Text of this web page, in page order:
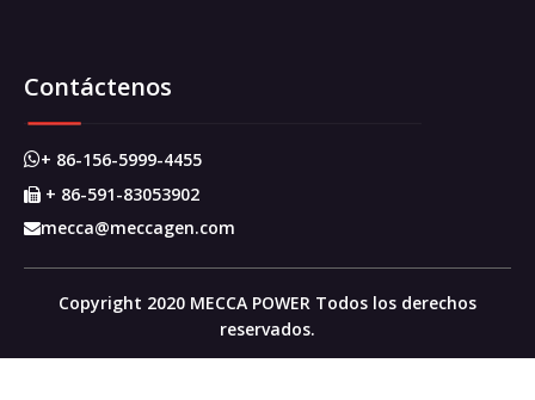
Contáctenos
+ 86-156-5999-4455
 + 86-591-83053902
mecca@meccagen.com
Copyright 2020 MECCA POWER Todos los derechos
reservados.